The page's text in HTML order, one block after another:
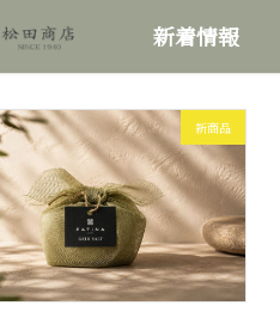
新着情報
新商品